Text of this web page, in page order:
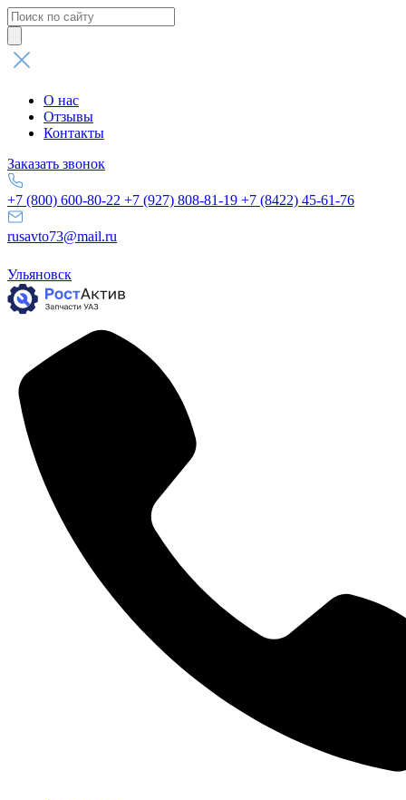
Поиск
товаров
О нас
Отзывы
Контакты
Заказать звонок
+7 (800) 600-80-22 +7 (927) 808-81-19 +7 (8422) 45-61-76
rusavto73@mail.ru
Ульяновск